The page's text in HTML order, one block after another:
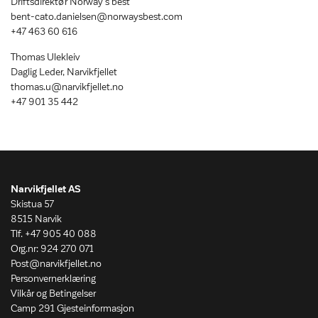
Driftsdirektør Norway’s best
bent-cato.danielsen@norwaysbest.com
+47 463 60 616
Thomas Ulekleiv
Daglig Leder, Narvikfjellet
thomas.u@narvikfjellet.no
+47 901 35 442
Narvikfjellet AS
Skistua 57
8515 Narvik
Tlf. +47 905 40 088
Org.nr: 924 270 071
Post@narvikfjellet.no
Personvernerklæring
Vilkår og Betingelser
Camp 291 Gjesteinformasjon